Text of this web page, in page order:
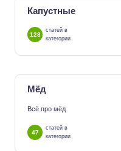
Капустные
128
статей в
категории
Мёд
Всё про мёд
47
статей в
категории